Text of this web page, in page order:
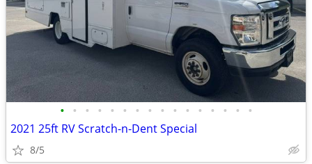
• • • • • • • • • • • • • • • •
2021 25ft RV Scratch-n-Dent Special
8/5